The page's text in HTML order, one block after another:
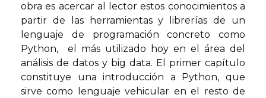
obra es acercar al lector estos conocimientos a
partir de las herramientas y librerías de un
lenguaje de programación concreto como
Python, el más utilizado hoy en el área del
análisis de datos y big data. El primer capítulo
constituye una introducción a Python, que
sirve como lenguaje vehicular en el resto de